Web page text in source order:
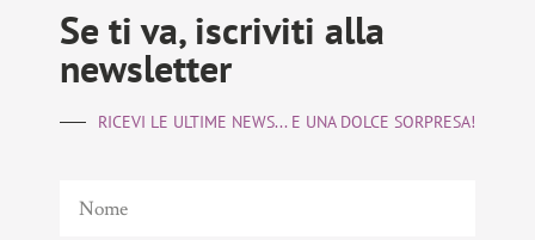
Se ti va, iscriviti alla
newsletter
RICEVI LE ULTIME NEWS... E UNA DOLCE SORPRESA!